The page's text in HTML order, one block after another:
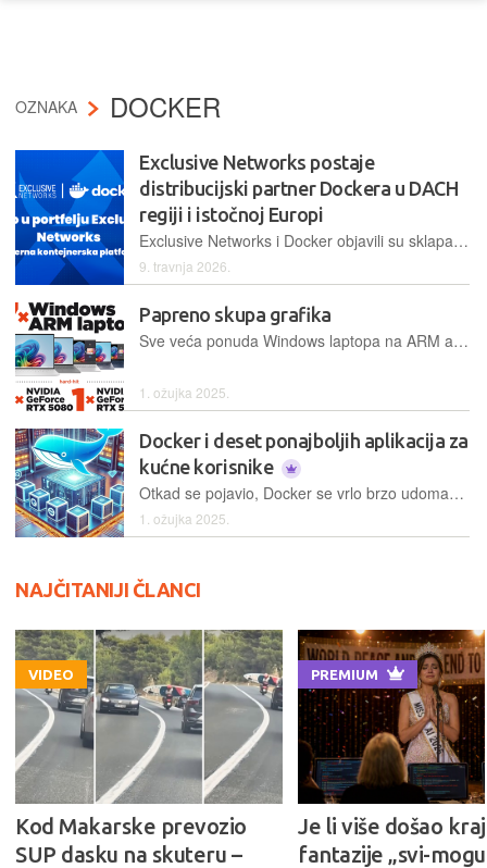
OZNAKA DOCKER
Exclusive Networks postaje
distribucijski partner Dockera u DACH
regiji i istočnoj Europi
Exclusive Networks i Docker objavili su sklapanje distribucijskog partnerstva za DACH regiju
9. travnja 2026.
Papreno skupa grafika
Sve veća ponuda Windows laptopa na ARM arhitekturi potaknula nas je da im posvetimo temu broja, ali bez daljnjeg glavni hard-hit ovog broja su nove Nvidijine kartice, koje smo imali prilike isprobati u Bug Labu
1. ožujka 2025.
Docker i deset ponajboljih aplikacija za
kućne korisnike
Otkad se pojavio, Docker se vrlo brzo udomaćio među profesionalcima i računalnim entuzijastima, i to pogotovo među onima koji se bave razvojem softvera, omogućujući da se jednostavno, umjesto potrebe da se virtualizira cijeli operacijski sustav na tradicionalan način, stvaraju kontejneri koji omogućuju razvoj, implementaciju i pokretanje aplikacija u izoliranim okruženjima. Premda će to najviše koristiti razvojnim inženjerima i profesionalcima, to ne znači da nema vrlo korisnih i zanimljivih rješenja namijenjenih kućnim korisnicima…
1. ožujka 2025.
NAJČITANIJI ČLANCI
VIDEO
Kod Makarske prevozio
SUP dasku na skuteru –
PREMIUM
Je li više došao kraj
fantazije „svi-